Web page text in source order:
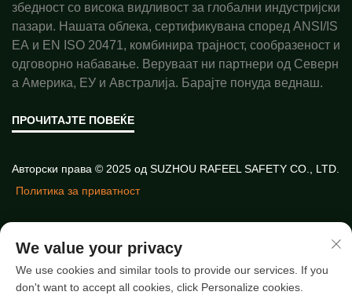
збедност со висока видливост за глобални индустријски
пазари. Нашата облека, сертификувана според ANSI/IS
EA и EN ISO 20471, комбинира трајност, сообразеност и
одговорно набавање. Веруваат ни партнери од Северн
а Америка, ЕУ и Австралија. Барајте понуда веднаш.
ПРОЧИТАЈТЕ ПОВЕЌЕ
Авторски права © 2025 од SUZHOU RAFEEL SAFETY CO., LTD.
Политика за приватност
We value your privacy
We use cookies and similar tools to provide our services. If you
don't want to accept all cookies, click Personalize cookies.